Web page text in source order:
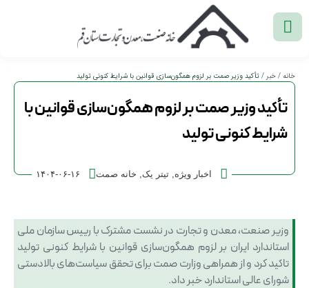
خانه / خبر / تأکید وزیر صمت بر لزوم همگون‌سازی قوانین با شرایط کنونی تولید
تأکید وزیر صمت بر لزوم همگون‌سازی قوانین با
شرایط کنونی تولید
اخبار ویژه, تیتر یک, خانه صمت ۱۴۰۴-۰۶-۱۶
وزیر صنعت، معدن و تجارت در نشست مشترک با رییس سازمان ملی
استاندارد ایران بر لزوم همگون‌سازی قوانین با شرایط کنونی تولید
تاکید کرد و از همراهی وزارت صمت برای تحقق سیاست‌های بالادستی
شورای عالی استاندارد خبر داد.